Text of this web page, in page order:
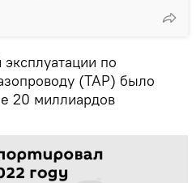
по
(TAP) было
20 миллиардов